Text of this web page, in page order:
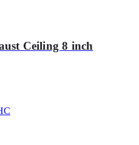
Ceiling 8 inch